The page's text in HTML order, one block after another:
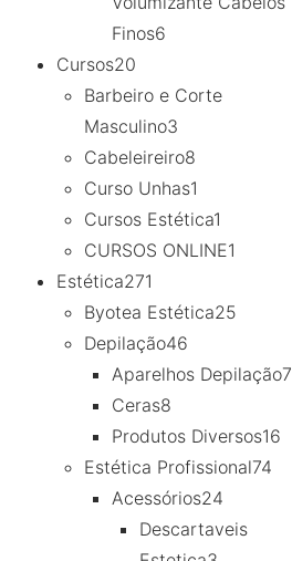
Finos6
Cursos20
Barbeiro e Corte
Masculino3
Cabeleireiro8
Curso Unhas1
Cursos Estética1
CURSOS ONLINE1
Estética271
Byotea Estética25
Depilação46
Aparelhos Depilação7
Ceras8
Produtos Diversos16
Estética Profissional74
Acessórios24
Descartaveis